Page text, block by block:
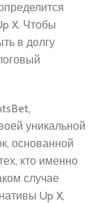
X. Чтобы
в долгу
уникальной
основанной
кто именно
случае
Up X,